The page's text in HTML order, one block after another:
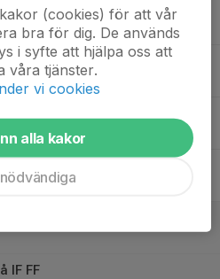
IF FF
(cookies) för att vår
bra för dig. De används
i syfte att hjälpa oss att
våra tjänster.
vi cookies
alla kakor